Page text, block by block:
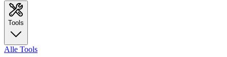
Tools
Alle Tools